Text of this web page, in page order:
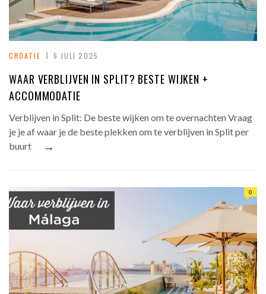
CROATIE 6 JULI 2025
WAAR VERBLIJVEN IN SPLIT? BESTE WIJKEN +
ACCOMMODATIE
Verblijven in Split: De beste wijken om te overnachten Vraag
je je af waar je de beste plekken om te verblijven in Split per
buurt
→
0